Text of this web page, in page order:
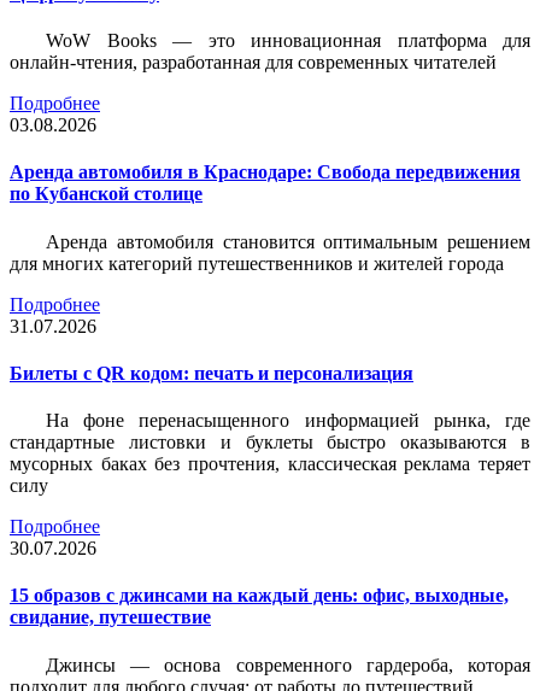
WoW Books — это инновационная платформа для
онлайн-чтения, разработанная для современных читателей
Подробнее
03.08.2026
Аренда автомобиля в Краснодаре: Свобода передвижения
по Кубанской столице
Аренда автомобиля становится оптимальным решением
для многих категорий путешественников и жителей города
Подробнее
31.07.2026
Билеты c QR кодом: печать и персонализация
На фоне перенасыщенного информацией рынка, где
стандартные листовки и буклеты быстро оказываются в
мусорных баках без прочтения, классическая реклама теряет
силу
Подробнее
30.07.2026
15 образов с джинсами на каждый день: офис, выходные,
свидание, путешествие
Джинсы — основа современного гардероба, которая
подходит для любого случая: от работы до путешествий